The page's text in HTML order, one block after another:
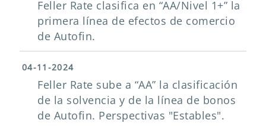
Feller Rate clasifica en “AA/Nivel 1+” la
primera línea de efectos de comercio
de Autofin.
04-11-2024
Feller Rate sube a “AA” la clasificación
de la solvencia y de la línea de bonos
de Autofin. Perspectivas "Estables".